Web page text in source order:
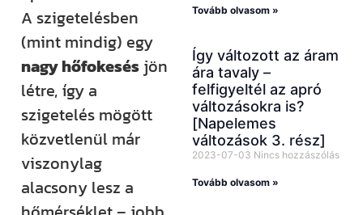
A szigetelésben
(mint mindig) egy
nagy hőfokesés jön
létre, így a
szigetelés mögött
közvetlenül már
viszonylag
alacsony lesz a
Tovább olvasom »
Így változott az áram
ára tavaly –
felfigyeltél az apró
változásokra is?
[Napelemes
változások 3. rész]
2023-07-03 Nincs hozzászólás
Tovább olvasom »